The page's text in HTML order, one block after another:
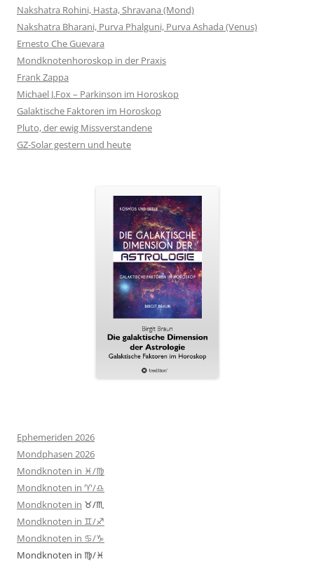
Nakshatra Rohini, Hasta, Shravana (Mond)
Nakshatra Bharani, Purva Phalguni, Purva Ashada (Venus)
Ernesto Che Guevara
Mondknotenhoroskop in der Praxis
Frank Zappa
Michael J.Fox – Parkinson im Horoskop
Galaktische Faktoren im Horoskop
Pluto, der ewig Missverstandene
GZ-Solar gestern und heute
Ephemeriden 2026
Mondphasen 2026
Mondknoten in ♓/♍
Mondknoten in ♈/♎
Mondknoten in ♉/♏
Mondknoten in ♊/♐
Mondknoten in ♋/♑
Mondknoten in ♍/♓